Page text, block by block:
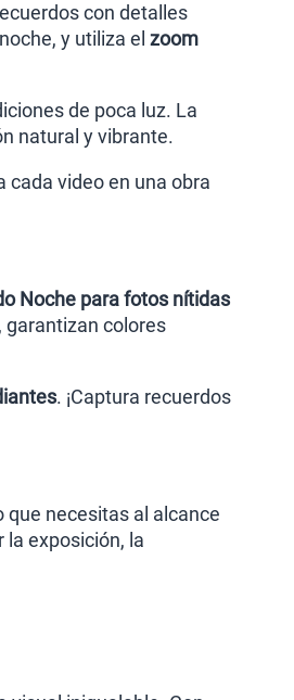
con detalles
y utiliza el zoom
de poca luz. La
natural y vibrante.
cada video en una obra
Noche para fotos nítidas
garantizan colores
. ¡Captura recuerdos
que necesitas al alcance
exposición, la